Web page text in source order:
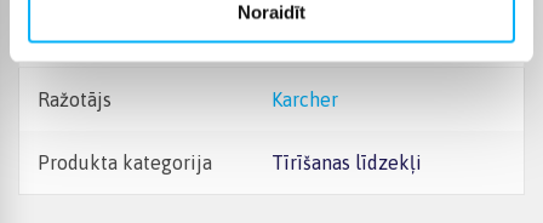
Noraidīt
Raksturlielumi
Ražotājs Karcher
Produkta kategorija Tīrīšanas līdzekļi